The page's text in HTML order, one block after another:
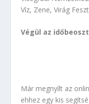
Víz, Zene, Virág
Végül az
Már megnyílt az
ehhez egy kis